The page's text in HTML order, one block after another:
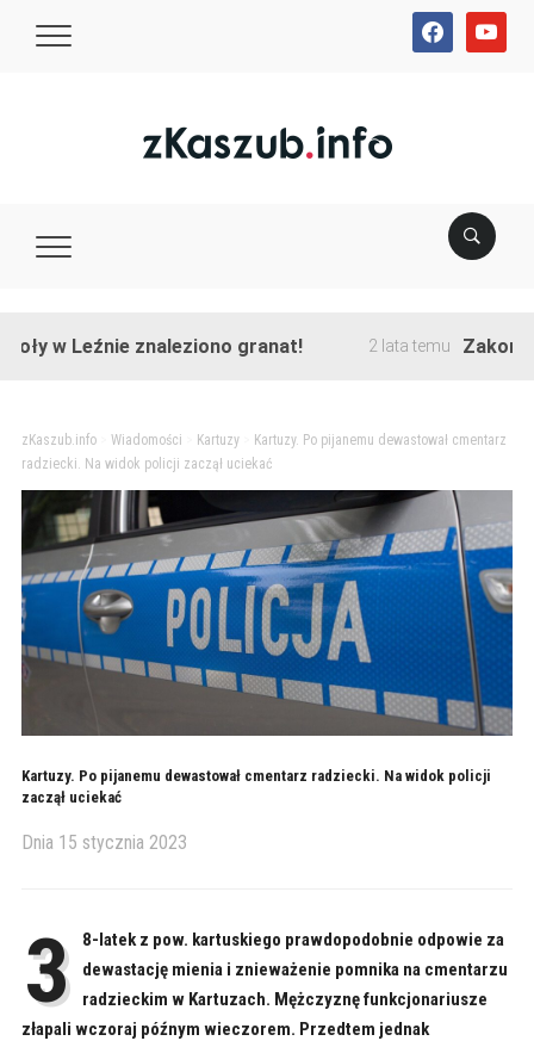
facebookyoutube
Leźnie znaleziono granat! 2 lata temu Zakończono
zKaszub.info> Wiadomości Kartuzy>
Kartuzy. Po pijanemu dewastował cmentarz
radziecki. Na widok policji zaczął uciekać
Kartuzy. Po pijanemu dewastował cmentarz radziecki. Na widok policji
zaczął uciekać
Dnia 15 stycznia 2023
3
8-latek z pow. kartuskiego prawdopodobnie odpowie za
dewastację mienia i znieważenie pomnika na cmentarzu
radzieckim w Kartuzach. Mężczyznę funkcjonariusze
złapali wczoraj późnym wieczorem. Przedtem jednak